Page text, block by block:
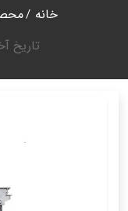
خانه
تاریخ